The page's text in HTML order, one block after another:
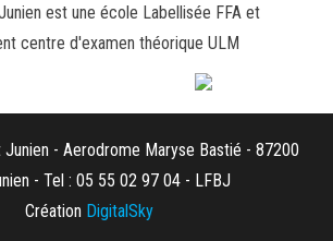
est une école Labellisée FFA et
centre d'examen théorique ULM
- Aerodrome Maryse Bastié - 87200
- Tel : 05 55 02 97 04 - LFBJ
Création DigitalSky